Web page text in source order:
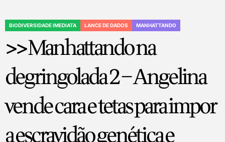
POSTED
BIODIVERSIDADE IMEDIATA LANCE DE DADOS MANHATTANDO
>> Manhattando na
degringolada 2 – Angelina
vende cara e tetas para impor